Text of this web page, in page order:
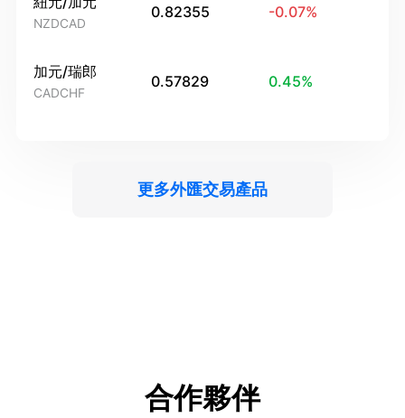
NZDCAD
0.82355 -0.07%
加元/瑞郎
CADCHF
0.57829 0.45%
更多外匯交易產品
合作夥伴